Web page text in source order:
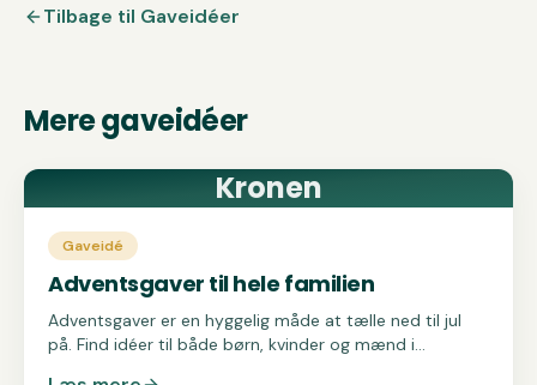
Tilbage til Gaveidéer
Meregaveidéer
Kronen
Gaveidé
Adventsgaver til hele familien
Adventsgaver er en hyggelig måde at tælle ned til jul
på. Find idéer til både børn, kvinder og mænd i